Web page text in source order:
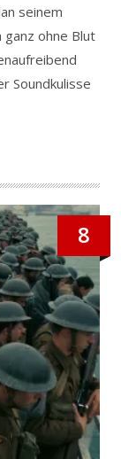
seinem
ohne Blut
Soundkulisse
8